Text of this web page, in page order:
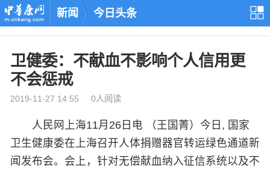
新闻 今日头条
卫健委：不献血不影响个人信用更
不会惩戒
2019-11-27 14:55 0人阅读
人民网上海11月26日电 （王国菁）今日, 国家
卫生健康委在上海召开人体捐赠器官转运绿色通道新
闻发布会。会上，针对无偿献血纳入征信系统以及不